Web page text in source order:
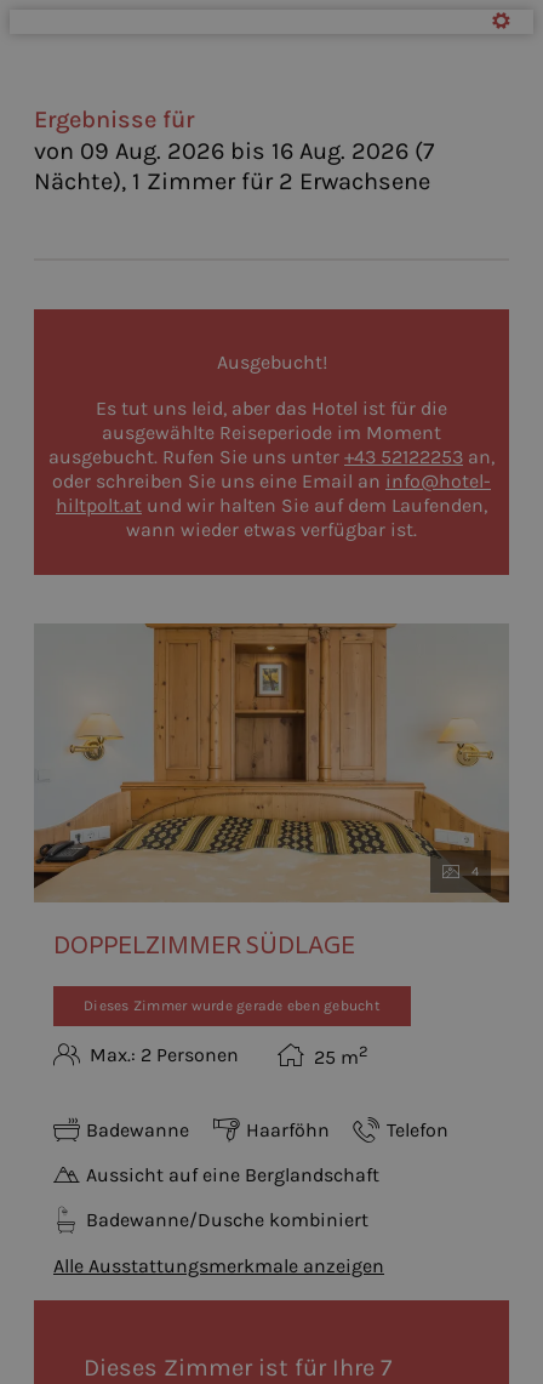
Ergebnisse für
von 09 Aug. 2026 bis 16 Aug. 2026 (7
Nächte), 1 Zimmer für 2 Erwachsene
Ausgebucht!
Es tut uns leid, aber das Hotel ist für die
ausgewählte Reiseperiode im Moment
ausgebucht. Rufen Sie uns unter +43 52122253 an,
oder schreiben Sie uns eine Email an info@hotel-
hiltpolt.at und wir halten Sie auf dem Laufenden,
wann wieder etwas verfügbar ist.
4
DOPPELZIMMER SÜDLAGE
Dieses Zimmer wurde gerade eben gebucht
Max.: 2 Personen 25 m2
Badewanne Haarföhn
Telefon
Aussicht auf eine Berglandschaft
Badewanne/Dusche kombiniert
Alle Ausstattungsmerkmale anzeigen
Dieses Zimmer ist für Ihre 7